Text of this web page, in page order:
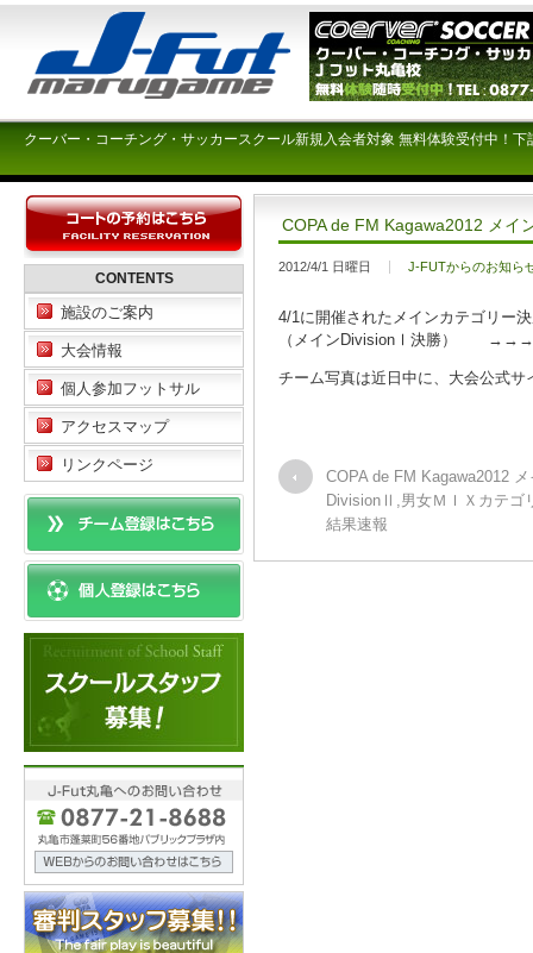
クーバー・コーチング・サッカースクール新規入会者対象 無料体験受付中！
COPA de FM Kagawa2012 メ
2012/4/1 日曜日 J-FUTからのお知ら
4/1に開催されたメインカテゴリー
（メインDivisionⅠ決勝）
チーム写真は近日中に、大会公式サ
COPA de FM Kagawa2012 メ
DivisionⅡ,男女ＭＩＸカテ
結果速報
CONTENTS
施設のご案内
大会情報
個人参加フットサル
アクセスマップ
リンクページ